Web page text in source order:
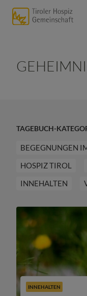
TAGEBUCH-
BEGEGNUNGEN
HOSPIZ TIROL
INNEHALTEN
INNEHALTEN